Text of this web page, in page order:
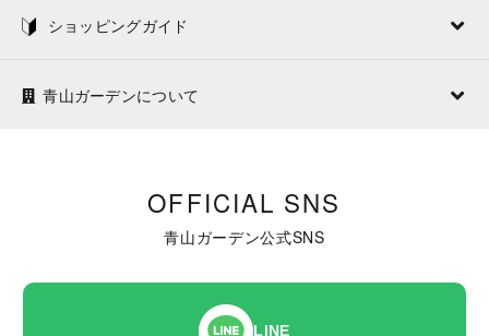
ショッピングガイド
青山ガーデンについて
OFFICIAL SNS
青山ガーデン公式SNS
LINE